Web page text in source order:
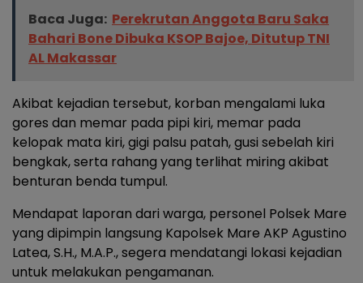
Baca Juga: Perekrutan Anggota Baru Saka
Bahari Bone Dibuka KSOP Bajoe, Ditutup TNI
AL Makassar
Akibat kejadian tersebut, korban mengalami luka
gores dan memar pada pipi kiri, memar pada
kelopak mata kiri, gigi palsu patah, gusi sebelah kiri
bengkak, serta rahang yang terlihat miring akibat
benturan benda tumpul.
Mendapat laporan dari warga, personel Polsek Mare
yang dipimpin langsung Kapolsek Mare AKP Agustino
Latea, S.H., M.A.P., segera mendatangi lokasi kejadian
untuk melakukan pengamanan.